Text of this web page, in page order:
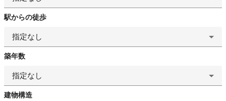
駅からの徒歩
指定なし
築年数
指定なし
建物構造